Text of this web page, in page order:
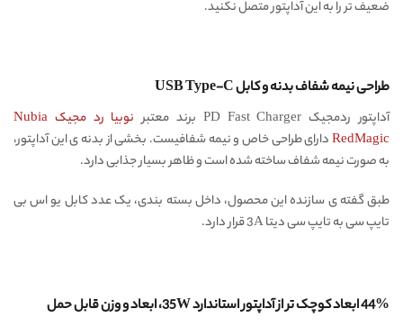
ضعیف تر را به این آداپتور متصل نکنید.
طراحی نیمه شفاف بدنه و کابل USB Type-C
آداپتور ردمجیک PD Fast Charger برند معتبر
نوبیا رد مجیک Nubia
RedMagicدارای طراحی خاص و نیمه شفافیست. بخشی از بدنه ی این آداپتور،
به صورت نیمه شفاف ساخته شده است و ظاهر بسیار جذابی دارد.
طبق گفته ی سازنده این محصول، داخل بسته بندی، یک عدد کابل یو اس بی
تایپ سی به تایپ سی دیتا 3A قرار دارد.
44% ابعاد کوچک تر از آداپتور استاندارد 35W، ابعاد و وزن قابل حمل